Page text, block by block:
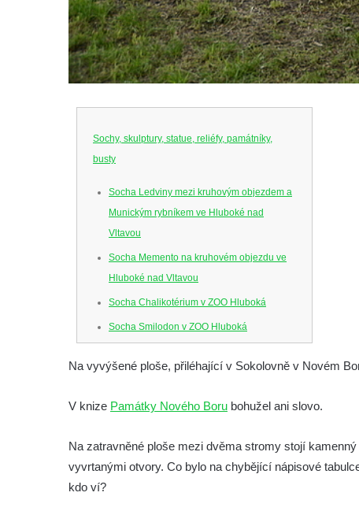
Sochy, skulptury, statue, reliéfy, památníky,
busty
Socha Ledviny mezi kruhovým objezdem a
Munickým rybníkem ve Hluboké nad
Vltavou
Socha Memento na kruhovém objezdu ve
Hluboké nad Vltavou
Socha Chalikotérium v ZOO Hluboká
Socha Smilodon v ZOO Hluboká
Socha Koroun bezzubý v ZOO Hluboká
Socha Plejtvák obrovský v ZOO Hluboká
Socha Mamutí lebka v ZOO Hluboká
Socha Mamut srstnatý v ZOO Hluboká
Na vyvýšené ploše, přiléhající v Sokolovně v Novém
V knize Památky Nového Boru bohužel ani slovo.
Na zatravněné ploše mezi dvěma stromy stojí
vyvrtanými otvory. Co bylo na chybějící nápisové
kdo ví?